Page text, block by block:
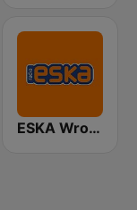
ESKA Wrocław